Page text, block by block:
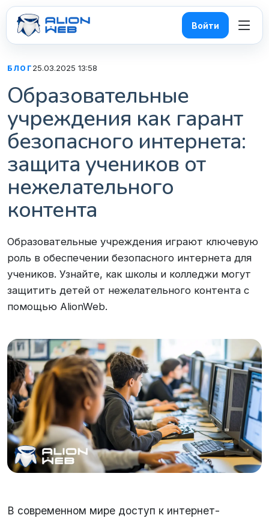
Войти
БЛОГ 25.03.2025 13:58
Образовательные
учреждения как гарант
безопасного интернета:
защита учеников от
нежелательного
контента
Образовательные учреждения играют ключевую
роль в обеспечении безопасного интернета для
учеников. Узнайте, как школы и колледжи могут
защитить детей от нежелательного контента с
помощью AlionWeb.
В современном мире доступ к интернет-